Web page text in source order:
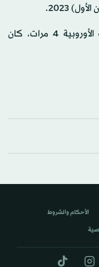
فازت إسرائيل بمسابقة الأغنية الأوروبية 4 مرات، كان
الأحكام والشروط